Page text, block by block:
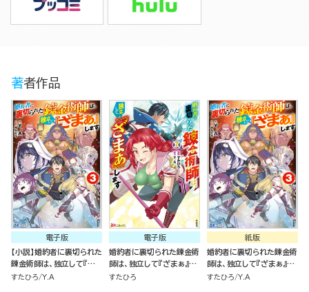
著者作品
電子版
【小説】婚約者に裏切られた
錬金術師は、独立して『ざ
まぁ』します （3）
すたひろ Y.A
電子版
婚約者に裏切られた錬金術
師は、独立して『ざまぁ』し
ます コミック版 （7）
すたひろ
紙版
婚約者に裏切られた錬金術
師は、独立して『ざまぁ』し
ます（３）
すたひろ Y.A